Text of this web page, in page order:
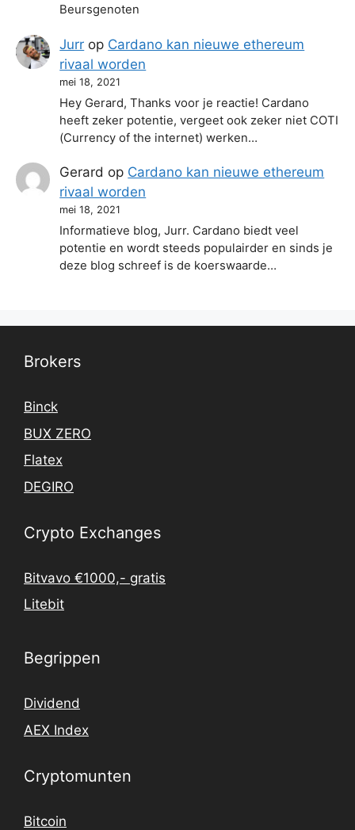
Beursgenoten
Jurr op Cardano kan nieuwe ethereum
rivaal worden
mei 18, 2021
Hey Gerard, Thanks voor je reactie! Cardano
heeft zeker potentie, vergeet ook zeker niet COTI
(Currency of the internet) werken…
Gerard op Cardano kan nieuwe ethereum
rivaal worden
mei 18, 2021
Informatieve blog, Jurr. Cardano biedt veel
potentie en wordt steeds populairder en sinds je
deze blog schreef is de koerswaarde…
Brokers
Binck
BUX ZERO
Flatex
DEGIRO
Crypto Exchanges
Bitvavo €1000,- gratis
Litebit
Begrippen
Dividend
AEX Index
Cryptomunten
Bitcoin